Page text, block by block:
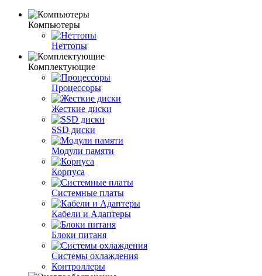
Компьютеры
Неттопы
Комплектующие
Процессоры
Жесткие диски
SSD диски
Модули памяти
Корпуса
Системные платы
Кабели и Адаптеры
Блоки питаня
Системы охлаждения
Контроллеры